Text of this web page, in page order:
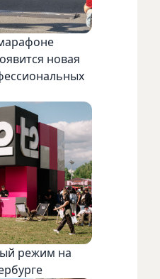
новая
режим на